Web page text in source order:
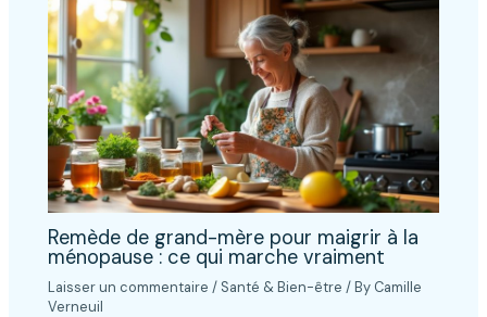
Remède de grand-mère pour maigrir à la
ménopause : ce qui marche vraiment
Laisser un commentaire / Santé & Bien-être / By Camille
Verneuil